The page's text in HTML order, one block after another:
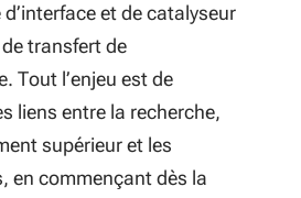
et de catalyseur
transfert de
Tout l’enjeu est de
liens entre la recherche,
supérieur et les
en commençant dès la